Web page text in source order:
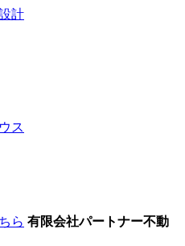
ス
ら 有限会社パートナー不動